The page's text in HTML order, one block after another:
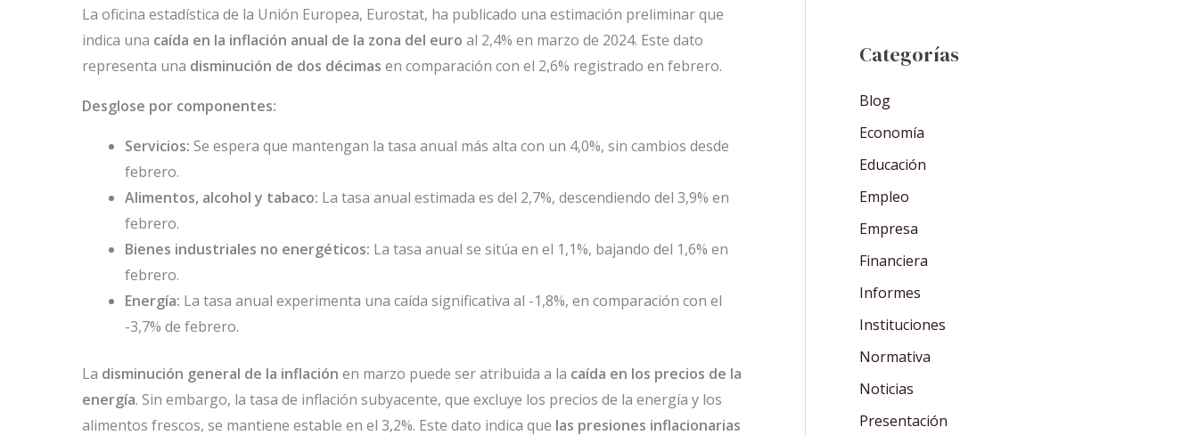
La oficina estadística de la Unión Europea, Eurostat, ha publicado una estimación preliminar que
indica una caída en la inflación anual de la zona del euro al 2,4% en marzo de 2024. Este dato
representa una disminución de dos décimas en comparación con el 2,6% registrado en febrero.
Desglose por componentes:
Servicios: Se espera que mantengan la tasa anual más alta con un 4,0%, sin cambios desde
febrero.
Alimentos, alcohol y tabaco: La tasa anual estimada es del 2,7%, descendiendo del 3,9% en
febrero.
Bienes industriales no energéticos: La tasa anual se sitúa en el 1,1%, bajando del 1,6% en
febrero.
Energía: La tasa anual experimenta una caída significativa al -1,8%, en comparación con el
-3,7% de febrero.
La disminución general de la inflación en marzo puede ser atribuida a la caída en los precios de la
energía. Sin embargo, la tasa de inflación subyacente, que excluye los precios de la energía y los
alimentos frescos, se mantiene estable en el 3,2%. Este dato indica que las presiones inflacionarias
Categorías
Blog
Economía
Educación
Empleo
Empresa
Financiera
Informes
Instituciones
Normativa
Noticias
Presentación